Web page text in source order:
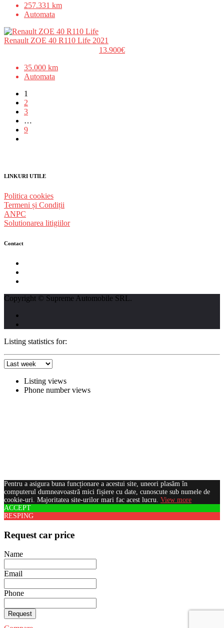
257.331 km
Automata
13.900€
Renault ZOE 40 R110 Life 2021
35.000 km
Automata
1
2
3
…
9
LINKURI UTILE
Politica cookies
Termeni și Condiții
ANPC
Solutionarea litigiilor
Contact
Copyright © Supreme Automobile SRL.
Listing statistics for:
Listing views
Phone number views
Pentru a asigura buna funcționare a acestui site, uneori plasăm în
computerul dumneavoastră mici fișiere cu date, cunoscute sub numele de
cookie-uri. Majoritatea site-urilor mari fac acest lucru. View more
ACCEPT
RESPING
Request car price
Name
Email
Phone
Request